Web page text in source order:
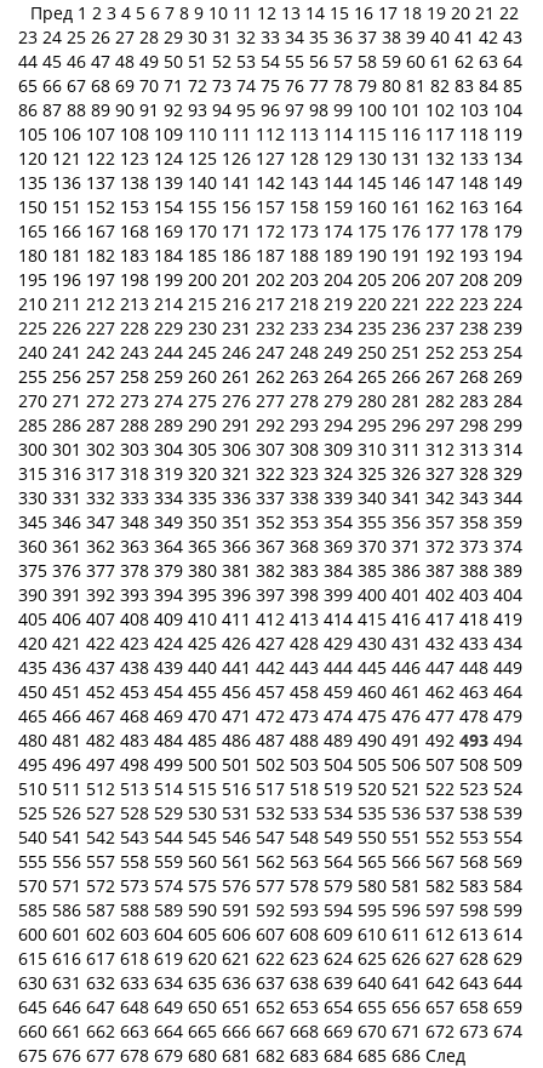
Пред 1 2 3 4 5 6 7 8 9 10 11 12 13 14 15 16 17 18 19 20 21 22
23 24 25 26 27 28 29 30 31 32 33 34 35 36 37 38 39 40 41 42 43
44 45 46 47 48 49 50 51 52 53 54 55 56 57 58 59 60 61 62 63 64
65 66 67 68 69 70 71 72 73 74 75 76 77 78 79 80 81 82 83 84 85
86 87 88 89 90 91 92 93 94 95 96 97 98 99 100 101 102 103 104
105 106 107 108 109 110 111 112 113 114 115 116 117 118 119
120 121 122 123 124 125 126 127 128 129 130 131 132 133 134
135 136 137 138 139 140 141 142 143 144 145 146 147 148 149
150 151 152 153 154 155 156 157 158 159 160 161 162 163 164
165 166 167 168 169 170 171 172 173 174 175 176 177 178 179
180 181 182 183 184 185 186 187 188 189 190 191 192 193 194
195 196 197 198 199 200 201 202 203 204 205 206 207 208 209
210 211 212 213 214 215 216 217 218 219 220 221 222 223 224
225 226 227 228 229 230 231 232 233 234 235 236 237 238 239
240 241 242 243 244 245 246 247 248 249 250 251 252 253 254
255 256 257 258 259 260 261 262 263 264 265 266 267 268 269
270 271 272 273 274 275 276 277 278 279 280 281 282 283 284
285 286 287 288 289 290 291 292 293 294 295 296 297 298 299
300 301 302 303 304 305 306 307 308 309 310 311 312 313 314
315 316 317 318 319 320 321 322 323 324 325 326 327 328 329
330 331 332 333 334 335 336 337 338 339 340 341 342 343 344
345 346 347 348 349 350 351 352 353 354 355 356 357 358 359
360 361 362 363 364 365 366 367 368 369 370 371 372 373 374
375 376 377 378 379 380 381 382 383 384 385 386 387 388 389
390 391 392 393 394 395 396 397 398 399 400 401 402 403 404
405 406 407 408 409 410 411 412 413 414 415 416 417 418 419
420 421 422 423 424 425 426 427 428 429 430 431 432 433 434
435 436 437 438 439 440 441 442 443 444 445 446 447 448 449
450 451 452 453 454 455 456 457 458 459 460 461 462 463 464
465 466 467 468 469 470 471 472 473 474 475 476 477 478 479
480 481 482 483 484 485 486 487 488 489 490 491 492 493 494
495 496 497 498 499 500 501 502 503 504 505 506 507 508 509
510 511 512 513 514 515 516 517 518 519 520 521 522 523 524
525 526 527 528 529 530 531 532 533 534 535 536 537 538 539
540 541 542 543 544 545 546 547 548 549 550 551 552 553 554
555 556 557 558 559 560 561 562 563 564 565 566 567 568 569
570 571 572 573 574 575 576 577 578 579 580 581 582 583 584
585 586 587 588 589 590 591 592 593 594 595 596 597 598 599
600 601 602 603 604 605 606 607 608 609 610 611 612 613 614
615 616 617 618 619 620 621 622 623 624 625 626 627 628 629
630 631 632 633 634 635 636 637 638 639 640 641 642 643 644
645 646 647 648 649 650 651 652 653 654 655 656 657 658 659
660 661 662 663 664 665 666 667 668 669 670 671 672 673 674
675 676 677 678 679 680 681 682 683 684 685 686 След